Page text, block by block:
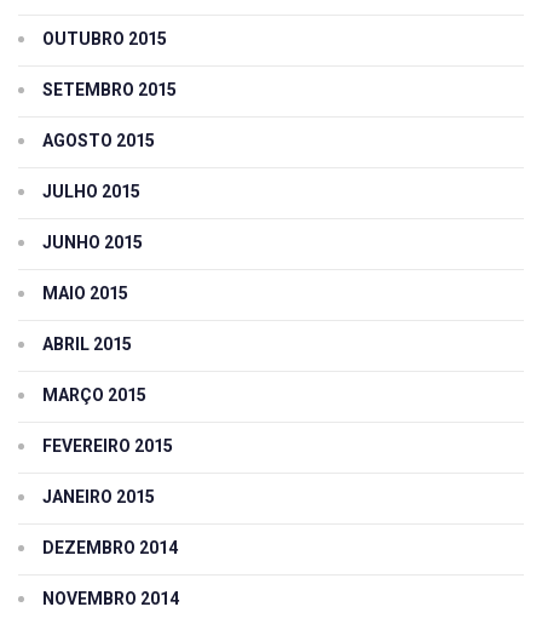
OUTUBRO 2015
SETEMBRO 2015
AGOSTO 2015
JULHO 2015
JUNHO 2015
MAIO 2015
ABRIL 2015
MARÇO 2015
FEVEREIRO 2015
JANEIRO 2015
DEZEMBRO 2014
NOVEMBRO 2014